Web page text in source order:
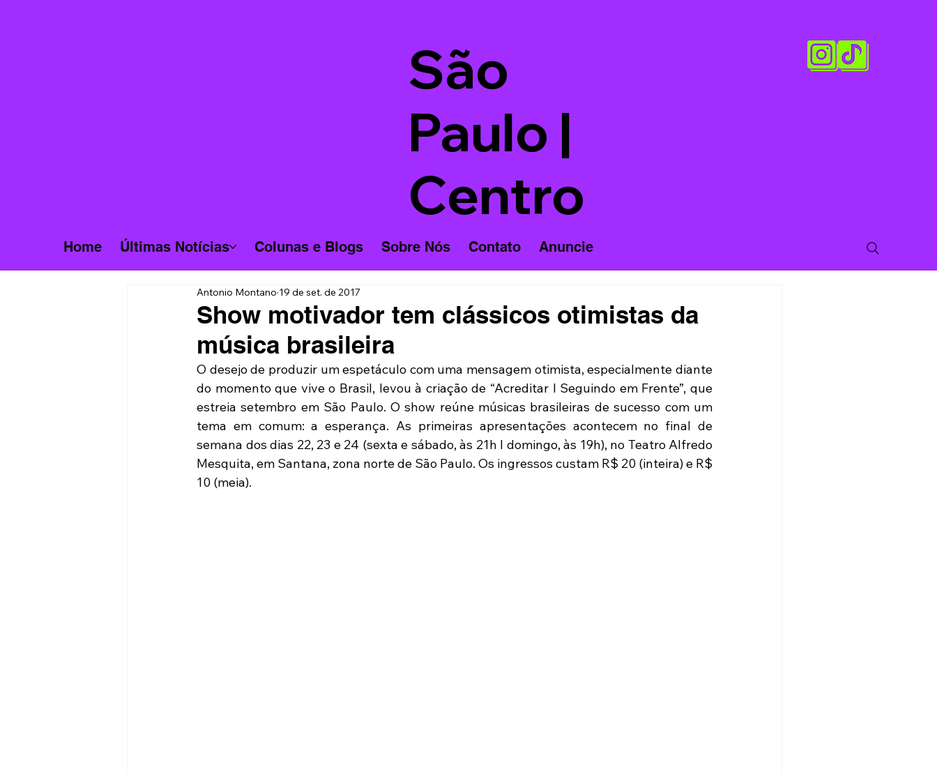
São
Paulo |
Centro
Home Últimas Notícias Colunas e Blogs Sobre Nós Contato Anuncie
Show motivador tem clássicos otimistas da
música brasileira
Antonio Montano 19 de set. de 2017
O desejo de produzir um espetáculo com uma mensagem otimista, especialmente diante
do momento que vive o Brasil, levou à criação de “Acreditar I Seguindo em Frente”, que
estreia setembro em São Paulo. O show reúne músicas brasileiras de sucesso com um
tema em comum: a esperança. As primeiras apresentações acontecem no final de
semana dos dias 22, 23 e 24 (sexta e sábado, às 21h I domingo, às 19h), no Teatro Alfredo
Mesquita, em Santana, zona norte de São Paulo. Os ingressos custam R$ 20 (inteira) e R$
10 (meia).